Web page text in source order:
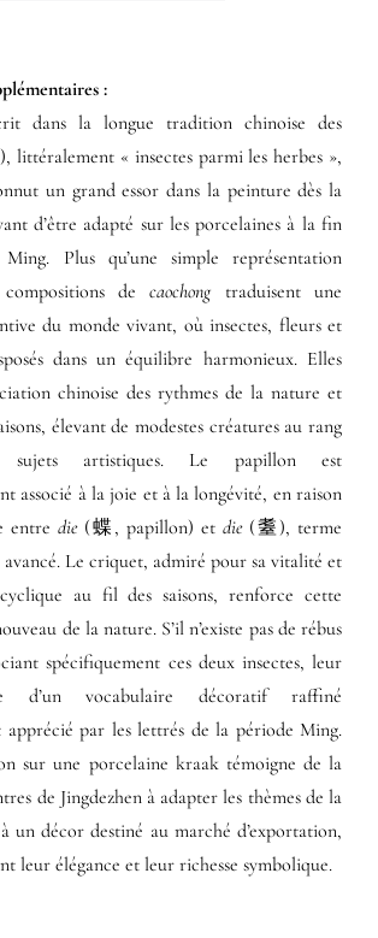
:​
dans la longue tradition chinoise des
littéralement « insectes parmi les herbes »,
un grand essor dans la peinture dès la
d’être adapté sur les porcelaines à la fin
Plus qu’une simple représentation
compositions decaochong traduisent une
du monde vivant, où insectes, fleurs et
dans un équilibre harmonieux. Elles
chinoise des rythmes de la nature et
élevant de modestes créatures au rang
sujets artistiques. Le papillon est
associé à la joie et à la longévité, en raison
entre die(蝶, papillon) et die(耋), terme
avancé. Le criquet, admiré pour sa vitalité et
au fil des saisons, renforce cette
de la nature. S’il n’existe pas de rébus
spécifiquement ces deux insectes, leur
d’un vocabulaire décoratif raffiné
par les lettrés de la période Ming.
sur une porcelaine kraak témoigne de la
de Jingdezhen à adapter les thèmes de la
un décor destiné au marché d’exportation,
leur élégance et leur richesse symbolique.